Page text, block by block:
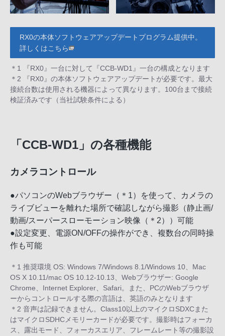
RX0の本体ソフトウェアアップデートプログラム提供中。
詳しくはこちら
＊1 『RX0』一台に対して『CCB-WD1』一台の構成となります
＊2 『RX0』の本体ソフトウェアアップデートが必要です。最大
接続台数は使用される機器によって異なります。100台まで接続
検証済みです（当社試験条件による）
「CCB-WD1」の各種機能
カメラコントロール
●パソコンのWebブラウザー（＊1）を使って、カメラの
ライブビューを離れた場所で確認しながら撮影（静止画/
動画/スーパースローモーション映像（＊2））可能
●設定変更、電源ON/OFFの操作ができ、複数台の同時操
作も可能
＊1 推奨環境 OS: Windows 7/Windows 8.1/Windows 10、Mac
OS X 10.11/mac OS 10.12-10.13、Webブラウザー: Google
Chrome、Internet Explorer、Safari。また、PCのWebブラウザ
ーからコントロールする際の言語は、英語のみとなります
＊2 音声は記録できません。Class10以上のマイクロSDXCまた
はマイクロSDHCメモリーカードが必要です。撮影時はフォーカ
ス、露出モード、フォーカスエリア、フレームレート等の撮影設